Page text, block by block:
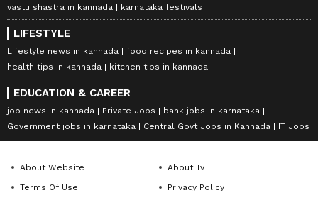
vastu shastra in kannada
karnataka festivals
LIFESTYLE
Lifestyle news in kannada
food recipes in kannada
health tips in kannada
kitchen tips in kannada
EDUCATION & CAREER
job news in kannada Private Jobs
bank jobs in karnataka
Government jobs in karnataka
Central Govt Jobs in Kannada IT Jobs
About Website
About Tv
Terms Of Use
Privacy Policy